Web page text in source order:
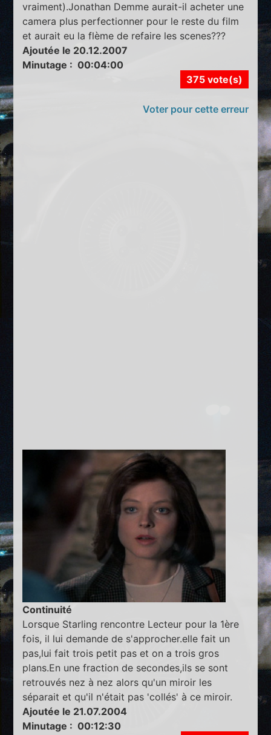
vraiment).Jonathan Demme aurait-il acheter une
camera plus perfectionner pour le reste du film
et aurait eu la flème de refaire les scenes???
Ajoutée le 20.12.2007
Minutage : 00:04:00
375 vote(s)
Voter pour cette erreur
Continuité
Lorsque Starling rencontre Lecteur pour la 1ère
fois, il lui demande de s'approcher.elle fait un
pas,lui fait trois petit pas et on a trois gros
plans.En une fraction de secondes,ils se sont
retrouvés nez à nez alors qu'un miroir les
séparait et qu'il n'était pas 'collés' à ce miroir.
Ajoutée le 21.07.2004
Minutage : 00:12:30